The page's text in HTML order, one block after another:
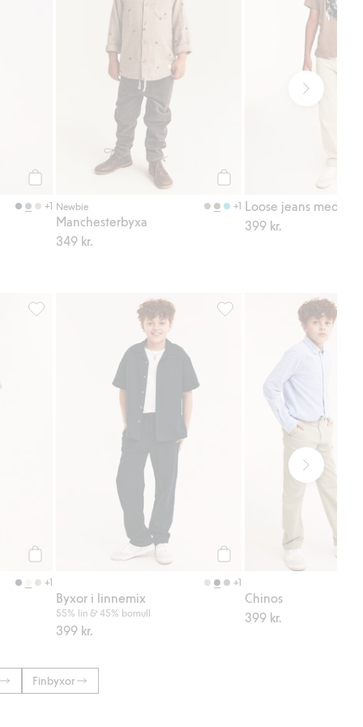
+1 Newbie +1
Manchesterbyxa
349 kr.
Loose jeans med
399 kr.
+1
Byxor i linnemix, Lägg till i favoriter
+1
Byxor i linnemix
55% lin & 45% bomull
399 kr.
Byxor i linnemix, Lägg till
Chinos
399 kr.
Finbyxor